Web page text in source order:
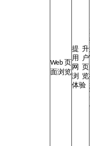
Web 页
面浏览
提升
用户
网页
浏览
体验